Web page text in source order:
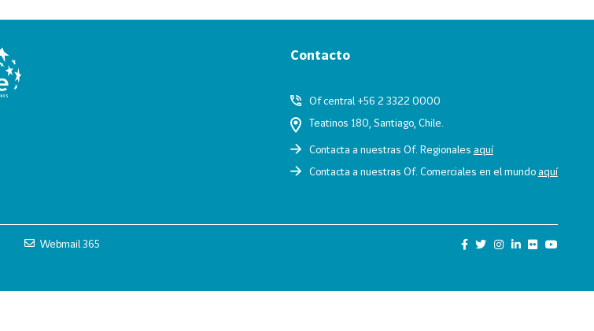
Contacto
Of central +56 2 3322 0000
Teatinos 180, Santiago, Chile.
Contacta a nuestras Of. Regionales aquí
Contacta a nuestras Of. Comerciales en el mundoaquí
Webmail 365